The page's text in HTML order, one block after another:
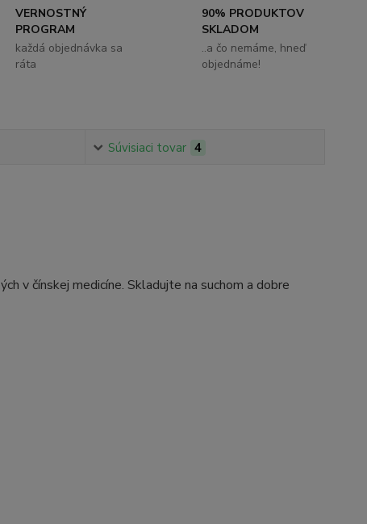
VERNOSTNÝ
PROGRAM
každá objednávka sa
ráta
90% PRODUKTOV
SKLADOM
..a čo nemáme, hneď
objednáme!
Súvisiaci tovar 4
v čínskej medicíne. Skladujte na suchom a dobre